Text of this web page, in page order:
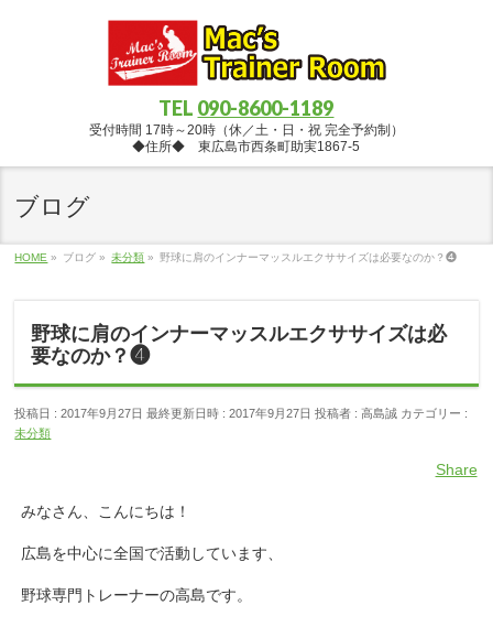
TEL 090-8600-1189
受付時間 17時～20時（休／土・日・祝 完全予約制）
◆住所◆ 東広島市西条町助実1867-5
ブログ
HOME » ブログ » 未分類 » 野球に肩のインナーマッスルエクササイズは必要なのか？❹
野球に肩のインナーマッスルエクササイズは必
要なのか？❹
投稿日 : 2017年9月27日 最終更新日時 : 2017年9月27日 投稿者 :高島誠 カテゴリー :
未分類
Share
みなさん、こんにちは！
広島を中心に全国で活動しています、
野球専門トレーナーの高島です。